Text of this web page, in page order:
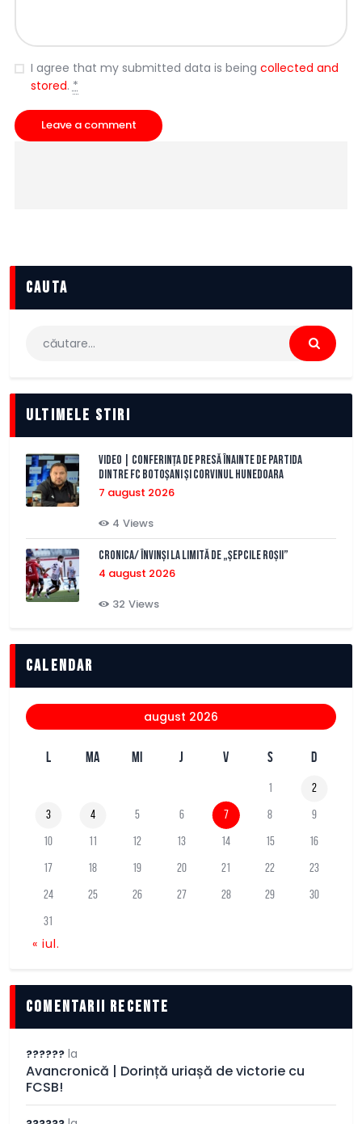
I agree that my submitted data is being collected and
stored.*
cauta
Caută
după:
Ultimele stiri
VIDEO | Conferința de presă înainte de partida
dintre FC Botoșani și Corvinul Hunedoara
7 august 2026
4 Views
CRONICA/ Învinși la limită de „Șepcile Roșii”
4 august 2026
32 Views
Calendar
august 2026
L MA MI J V S D
1 2
3 4 5 6 7 8 9
10 11 12 13 14 15 16
17 18 19 20 21 22 23
24 25 26 27 28 29 30
31
« iul.
comentarii recente
?????? la
Avancronică | Dorință uriașă de victorie cu
FCSB!